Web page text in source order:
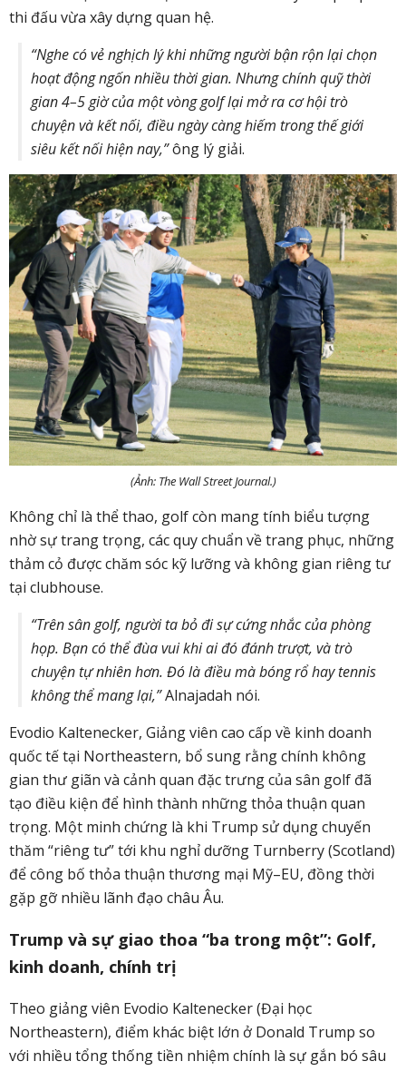
thi đấu vừa xây dựng quan hệ.
“Nghe có vẻ nghịch lý khi những người bận rộn lại chọn
hoạt động ngốn nhiều thời gian. Nhưng chính quỹ thời
gian 4–5 giờ của một vòng golf lại mở ra cơ hội trò
chuyện và kết nối, điều ngày càng hiếm trong thế giới
siêu kết nối hiện nay,”ông lý giải.
(Ảnh: The Wall Street Journal.)
Không chỉ là thể thao, golf còn mang tính biểu tượng
nhờ sự trang trọng, các quy chuẩn về trang phục, những
thảm cỏ được chăm sóc kỹ lưỡng và không gian riêng tư
tại clubhouse.
“Trên sân golf, người ta bỏ đi sự cứng nhắc của phòng
họp. Bạn có thể đùa vui khi ai đó đánh trượt, và trò
chuyện tự nhiên hơn. Đó là điều mà bóng rổ hay tennis
không thể mang lại,”Alnajadah nói.
Evodio Kaltenecker, Giảng viên cao cấp về kinh doanh
quốc tế tại Northeastern, bổ sung rằng chính không
gian thư giãn và cảnh quan đặc trưng của sân golf đã
tạo điều kiện để hình thành những thỏa thuận quan
trọng. Một minh chứng là khi Trump sử dụng chuyến
thăm “riêng tư” tới khu nghỉ dưỡng Turnberry (Scotland)
để công bố thỏa thuận thương mại Mỹ–EU, đồng thời
gặp gỡ nhiều lãnh đạo châu Âu.
Trump và sự giao thoa “ba trong một”: Golf,
kinh doanh, chính trị
Theo giảng viên Evodio Kaltenecker (Đại học
Northeastern), điểm khác biệt lớn ở Donald Trump so
với nhiều tổng thống tiền nhiệm chính là sự gắn bó sâu